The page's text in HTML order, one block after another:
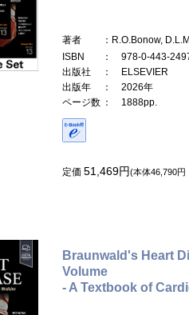
著者
：R.O.Bonow,
ISBN
： 978-0-443-
出版社
： ELSEVIER
出版年
： 2026年
ページ数 ： 1888pp.
定価 51,469円(本体46,790円
Braunwald's Heart
Volume
- A Textbook of